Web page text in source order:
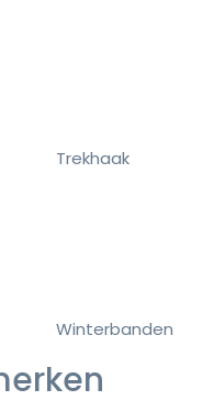
Trekhaak
Winterbanden